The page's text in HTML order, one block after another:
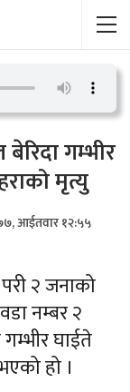
गम्भीर
मृत्यु
आईतवार १२:५५
२ जनाको
नम्बर २
गम्भीर घाईते
हो ।